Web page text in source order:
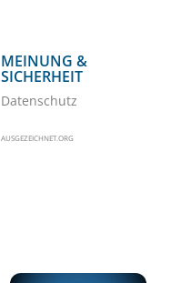
MEINUNG &
SICHERHEIT
Datenschutz
AUSGEZEICHNET.ORG